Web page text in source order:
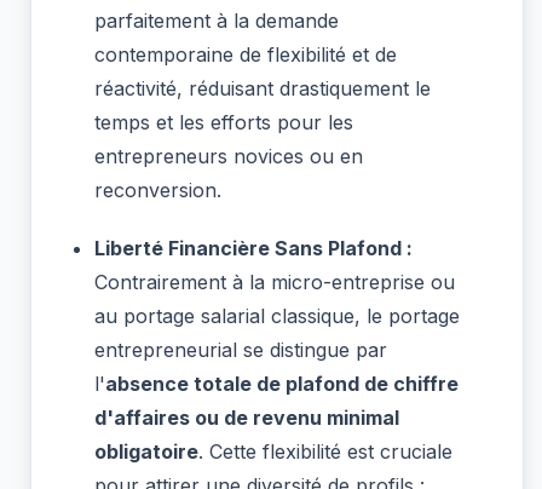
parfaitement à la demande
contemporaine de flexibilité et de
réactivité, réduisant drastiquement le
temps et les efforts pour les
entrepreneurs novices ou en
reconversion.
Liberté Financière Sans Plafond :
Contrairement à la micro-entreprise ou
au portage salarial classique, le portage
entrepreneurial se distingue par
l'absence totale de plafond de chiffre
d'affaires ou de revenu minimal
obligatoire. Cette flexibilité est cruciale